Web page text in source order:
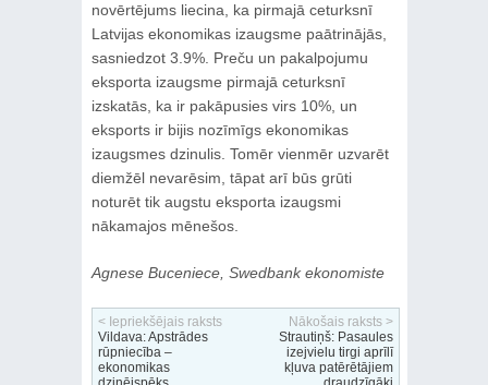
novērtējums liecina, ka pirmajā ceturksnī
Latvijas ekonomikas izaugsme paātrinājās,
sasniedzot 3.9%. Preču un pakalpojumu
eksporta izaugsme pirmajā ceturksnī
izskatās, ka ir pakāpusies virs 10%, un
eksports ir bijis nozīmīgs ekonomikas
izaugsmes dzinulis. Tomēr vienmēr uzvarēt
diemžēl nevarēsim, tāpat arī būs grūti
noturēt tik augstu eksporta izaugsmi
nākamajos mēnešos.
Agnese Buceniece, Swedbank ekonomiste
< Iepriekšējais raksts
Vildava: Apstrādes
rūpniecība –
ekonomikas
Nākošais raksts >
Strautiņš: Pasaules
izejvielu tirgi aprīlī
kļuva patērētājiem